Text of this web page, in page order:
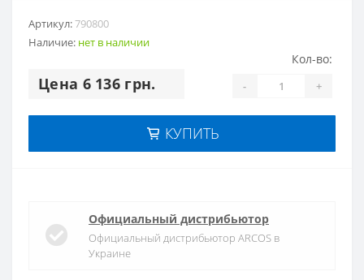
Артикул:790800
Наличие: нет в наличии
Цена 6 136 грн.
Кол-во:
- +
КУПИТЬ
Официальный дистрибьютор
Официальный дистрибьютор ARCOS в
Украине